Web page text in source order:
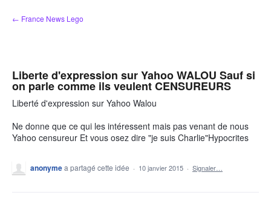
Aller
au
← France News Lego
Liberte d'expression sur Yahoo WALOU Sauf si
on parle comme ils veulent CENSUREURS
Liberté d'expression sur Yahoo Walou
Ne donne que ce qui les intéressent mais pas venant de nous
Yahoo censureur Et vous osez dire "je suis Charlie"Hypocrites
anonymea partagé cette idée · 10 janvier 2015 · Signaler…